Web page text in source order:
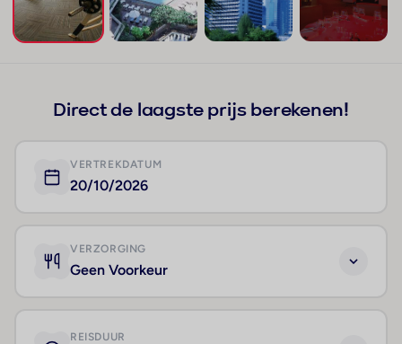
Direct de laagste prijs berekenen!
VERTREKDATUM
20/10/2026
VERZORGING
Geen Voorkeur
REISDUUR